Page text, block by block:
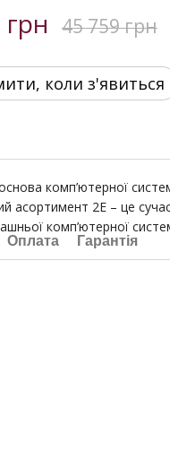
45 759 грн
коли з'явиться
комп’ютерної
асортимент 2E – це
комп’ютерної
Оплата Гарантія